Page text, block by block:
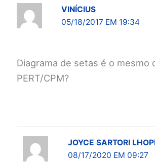
VINÍCIUS
05/18/2017 EM 19:34
Diagrama de setas é o mesmo
PERT/CPM?
JOYCE SARTORI
08/17/2020 EM 09:27